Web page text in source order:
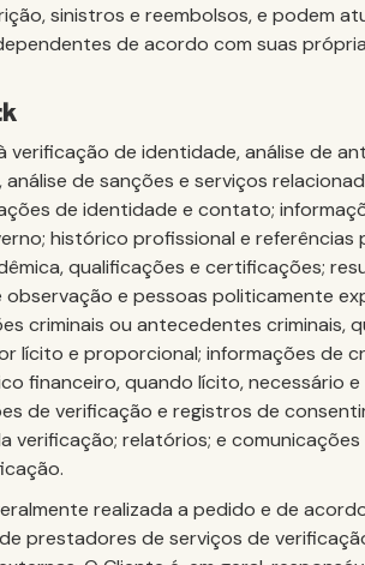
sinistros e reembolsos, e podem
de acordo com suas
verificação de identidade, análise de
de sanções e serviços
de identidade e contato;
histórico profissional e referências
qualificações e certificações;
observação e pessoas politicamente
criminais ou antecedentes criminais,
lícito e proporcional; informações de
financeiro, quando lícito, necessário
de verificação e registros de
verificação; relatórios; e
realizada a pedido e de
prestadores de serviços de